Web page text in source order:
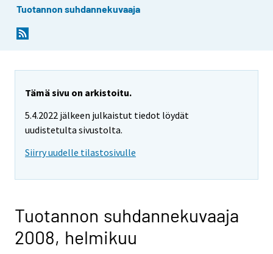
Tuotannon suhdannekuvaaja
Tämä sivu on arkistoitu.
5.4.2022 jälkeen julkaistut tiedot löydät
uudistetulta sivustolta.
Siirry uudelle tilastosivulle
Tuotannon suhdannekuvaaja
2008, helmikuu